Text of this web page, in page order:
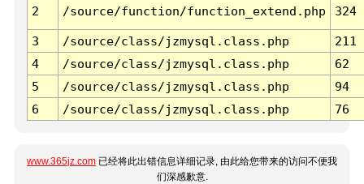
2 /source/function/function_extend.php 324
3 /source/class/jzmysql.class.php
211
4
/source/class/jzmysql.class.php
62
5
/source/class/jzmysql.class.php
94
6
/source/class/jzmysql.class.php 76
www.365jz.com 已经将此出错信息详细记录, 由此给您带来的访问不便我
们深感歉意.